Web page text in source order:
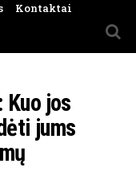
Kontaktai
jos
jums